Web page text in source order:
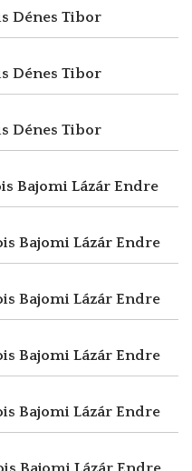
Dénes Tibor
Dénes Tibor
Dénes Tibor
Bajomi Lázár Endre
Bajomi Lázár Endre
Bajomi Lázár Endre
Bajomi Lázár Endre
Bajomi Lázár Endre